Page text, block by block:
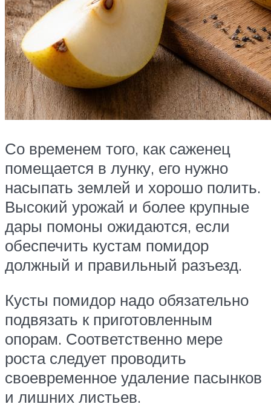
Со временем того, как саженец
помещается в лунку, его нужно
насыпать землей и хорошо полить.
Высокий урожай и более крупные
дары помоны ожидаются, если
обеспечить кустам помидор
должный и правильный разъезд.
Кусты помидор надо обязательно
подвязать к приготовленным
опорам. Соответственно мере
роста следует проводить
своевременное удаление пасынков
и лишних листьев.